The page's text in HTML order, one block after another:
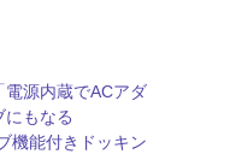
電源内蔵でACアダ
にもなる
機能付きドッキン